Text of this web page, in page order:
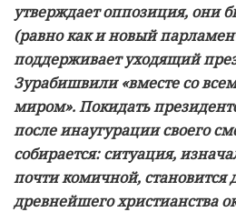
утверждает оппозиция, они
(равно как и новый
поддерживает уходящий
Зурабишвили «вместе со
миром». Покидать
после инаугурации своего
собирается: ситуация,
почти комичной, становится
древнейшего христианства